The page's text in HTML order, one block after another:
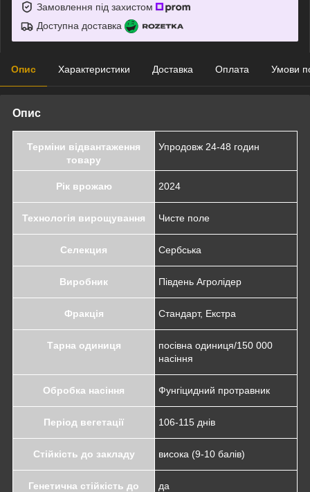
Замовлення під захистом
Доступна доставка
Опис Характеристики Доставка Оплата Умови
Опис
Терміни відвантаження
товару
Упродовж 24-48 годин
Рік врожаю 2024
Технологія вирощування Чисте поле
Селекция Сербська
Виробник Південь Агролідер
Фракція Стандарт, Екстра
Тарна одиниця
посівна одиниця/150 000
насіння
Обробка насіння Фунгіцидний протравник
Період вегетації 106-115 днів
Стійкість до закладу висока (9-10 балів)
Генетична стійкість до
да